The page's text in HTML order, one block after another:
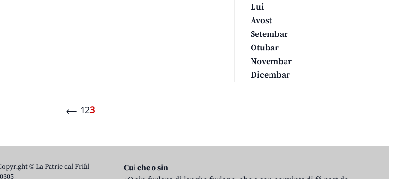
Lui
Avost
Setembar
Otubar
Novembar
Dicembar
← 123
© La Patrie dal Friûl
Cui che o sin